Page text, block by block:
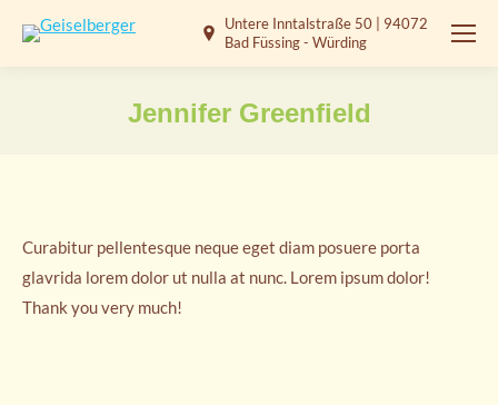
Untere Inntalstraße 50 | 94072
Bad Füssing - Würding
Jennifer Greenfield
Curabitur pellentesque neque eget diam posuere porta
glavrida lorem dolor ut nulla at nunc. Lorem ipsum dolor!
Thank you very much!